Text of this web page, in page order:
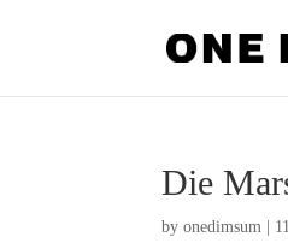
Die
byonedimsum